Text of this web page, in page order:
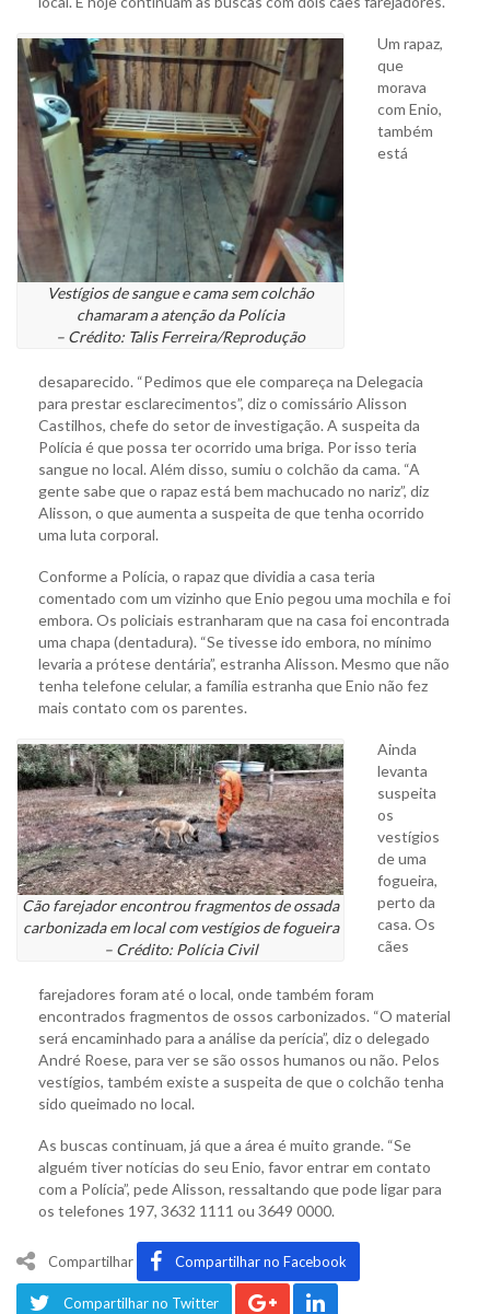
Vestígios de sangue e cama sem colchão
chamaram a atenção da Polícia
– Crédito: Talis Ferreira/Reprodução
Um rapaz,
que
morava
com Enio,
também
está
desaparecido. “Pedimos que ele compareça na Delegacia
para prestar esclarecimentos”, diz o comissário Alisson
Castilhos, chefe do setor de investigação. A suspeita da
Polícia é que possa ter ocorrido uma briga. Por isso teria
sangue no local. Além disso, sumiu o colchão da cama. “A
gente sabe que o rapaz está bem machucado no nariz”, diz
Alisson, o que aumenta a suspeita de que tenha ocorrido
uma luta corporal.
Conforme a Polícia, o rapaz que dividia a casa teria
comentado com um vizinho que Enio pegou uma mochila e foi
embora. Os policiais estranharam que na casa foi encontrada
uma chapa (dentadura). “Se tivesse ido embora, no mínimo
levaria a prótese dentária”, estranha Alisson. Mesmo que não
tenha telefone celular, a família estranha que Enio não fez
mais contato com os parentes.
Cão farejador encontrou fragmentos de ossada
carbonizada em local com vestígios de fogueira
– Crédito: Polícia Civil
Ainda
levanta
suspeita
os
vestígios
de uma
fogueira,
perto da
casa. Os
cães
farejadores foram até o local, onde também foram
encontrados fragmentos de ossos carbonizados. “O material
será encaminhado para a análise da perícia”, diz o delegado
André Roese, para ver se são ossos humanos ou não. Pelos
vestígios, também existe a suspeita de que o colchão tenha
sido queimado no local.
As buscas continuam, já que a área é muito grande. “Se
alguém tiver notícias do seu Enio, favor entrar em contato
com a Polícia”, pede Alisson, ressaltando que pode ligar para
os telefones 197, 3632 1111 ou 3649 0000.
Compartilhar Compartilhar no Facebook
Compartilhar no Twitter